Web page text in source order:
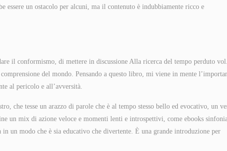
essere un ostacolo per alcuni, ma il contenuto è indubbiamente ricco e
il conformismo, di mettere in discussione Alla ricerca del tempo perduto
del mondo. Pensando a questo libro, mi viene in mente
al pericolo e all’avversità.
che tesse un arazzo di parole che è al tempo stesso bello ed evocativo, un
un mix di azione veloce e momenti lenti e introspettivi, come ebooks
un modo che è sia educativo che divertente. È una grande introduzione per